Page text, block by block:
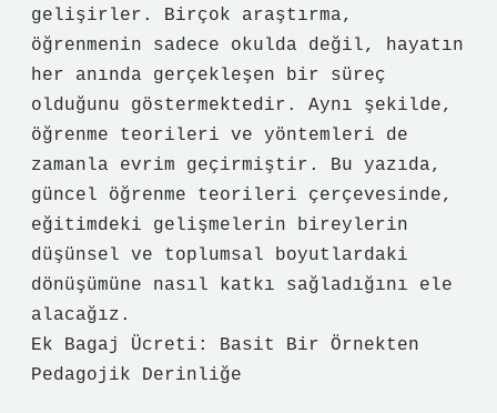
gelişirler. Birçok araştırma,
öğrenmenin sadece okulda değil, hayatın
her anında gerçekleşen bir süreç
olduğunu göstermektedir. Aynı şekilde,
öğrenme teorileri ve yöntemleri de
zamanla evrim geçirmiştir. Bu yazıda,
güncel öğrenme teorileri çerçevesinde,
eğitimdeki gelişmelerin bireylerin
düşünsel ve toplumsal boyutlardaki
dönüşümüne nasıl katkı sağladığını ele
alacağız.
Ek Bagaj Ücreti: Basit Bir Örnekten
Pedagojik Derinliğe